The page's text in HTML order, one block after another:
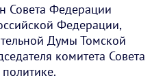
Совета Федерации
Федерации,
Думы Томской
комитета Совета